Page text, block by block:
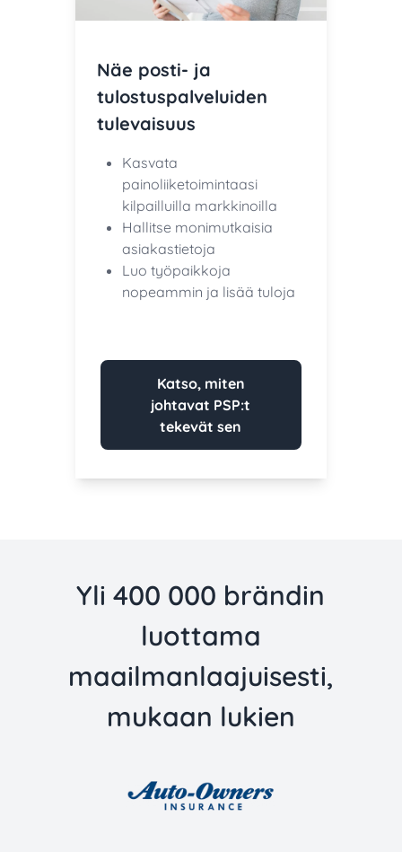
Näe posti- ja
tulostuspalveluiden
tulevaisuus
Kasvata
painoliiketoimintaasi
kilpailluilla markkinoilla
Hallitse monimutkaisia
asiakastietoja
Luo työpaikkoja
nopeammin ja lisää tuloja
Katso, miten
johtavat PSP:t
tekevät sen
Yli 400 000 brändin
luottama
maailmanlaajuisesti,
mukaan lukien